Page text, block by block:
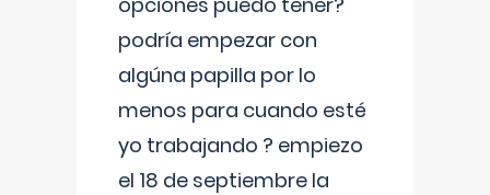
podría empezar con
algúna papilla por lo
menos para cuando esté
yo trabajando ? empiezo
el 18 de septiembre la